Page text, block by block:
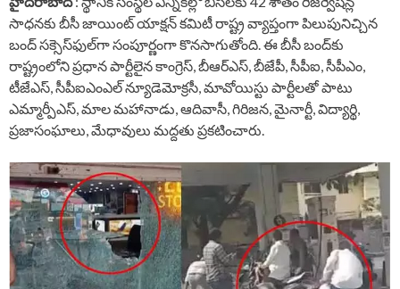
సాధనకు బీసీ జాయింట్ యాక్షన్ కమిటీ రాష్ట్ర వ్యాప్తంగా పిలుపునిచ్చిన
బంద్ సక్సెస్‌ఫుల్‌గా సంపూర్ణంగా కొనసాగుతోంది. ఈ బీసీ బంద్‌కు
రాష్ట్రంలోని ప్రధాన పార్టీలైన కాంగ్రెస్, బీఆర్ఎస్, బీజేపీ, సీపీఐ, సీపీఎం,
టీజేఎస్, సీపీఐఎంఎల్‌ న్యూడెమోక్రసీ, మావోయిస్టు పార్టీలతో పాటు
ఎమ్మార్పీఎస్, మాల మహానాడు, ఆదివాసీ, గిరిజన, మైనార్టీ, విద్యార్థి,
ప్రజాసంఘాలు, మేధావులు మద్దతు ప్రకటించారు.